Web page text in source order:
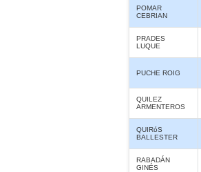
POMAR
CEBRIAN
PRADES
LUQUE
PUCHE ROIG
QUILEZ
ARMENTEROS
QUIRóS
BALLESTER
RABADÁN
GINÉS